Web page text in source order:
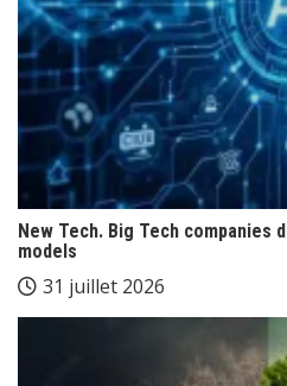
New Tech. Big Tech companies
models
31 juillet 2026